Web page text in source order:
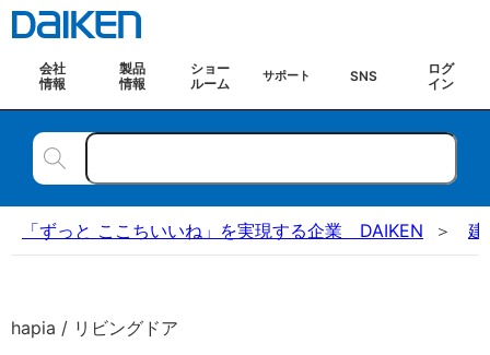
会社
情報
製品
情報
ショー
ルーム
サポート SNS
ログ
イン
「ずっと ここちいいね」を実現する企業 DAIKEN 建
hapia / リビングドア